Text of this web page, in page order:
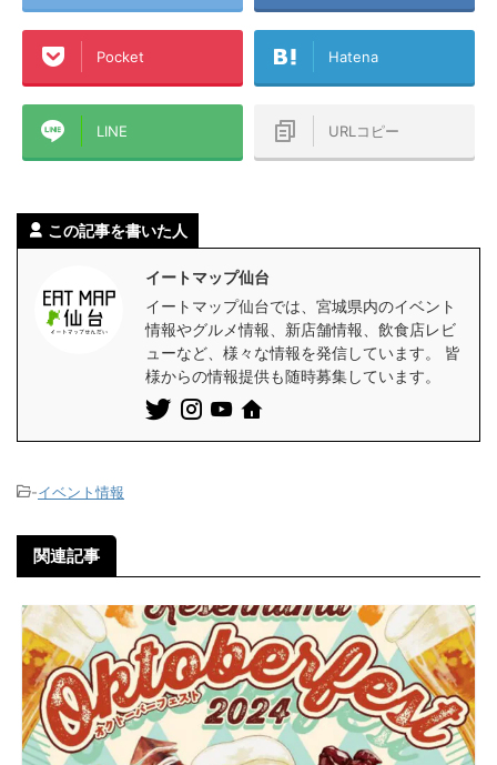
Pocket Hatena
LINE URLコピー
この記事を書いた人
イートマップ仙台
イートマップ仙台では、宮城県内のイベント
情報やグルメ情報、新店舗情報、飲食店レビ
ューなど、様々な情報を発信しています。 皆
様からの情報提供も随時募集しています。
-イベント情報
関連記事